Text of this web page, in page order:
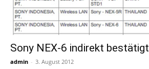
Sony NEX-6 indirekt bestätigt
admin - 3. August 2012